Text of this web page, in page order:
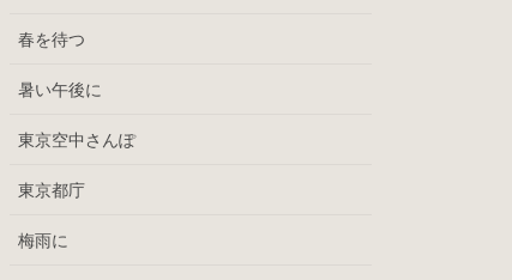
春を待つ
暑い午後に
東京空中さんぽ
東京都庁
梅雨に